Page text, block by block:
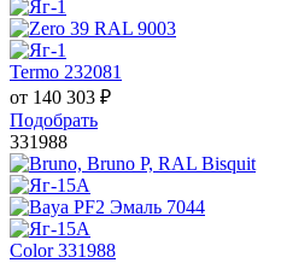
Termo 232081
от 140 303 ₽
Подобрать
331988
Color 331988